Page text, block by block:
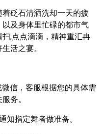
砭石清洒洗却一天的疲
及身体里忙碌的都市气
;点点滴滴，精神重汇冉
活之宴。
信，客服根据您的具体需
务。
知指定舞者做准备。